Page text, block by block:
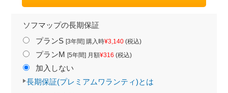
ソフマップの長期保証
プランS [3年間] 購入時¥3,140(税込)
プランM [5年間] 月額¥316 (税込)
加入しない
長期保証(プレミアムワランティ)とは